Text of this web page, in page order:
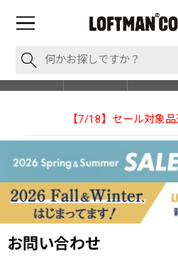
【NEEDLESの別注
お問い合わせ